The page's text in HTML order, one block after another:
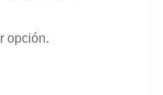
opción.